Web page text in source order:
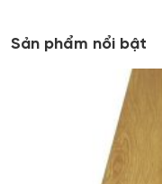
Sản phẩm nổi bật